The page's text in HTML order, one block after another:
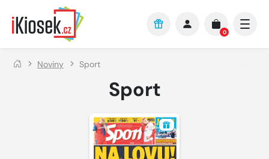
Přejít na hlavní obsah
0
Noviny Sport
Sport